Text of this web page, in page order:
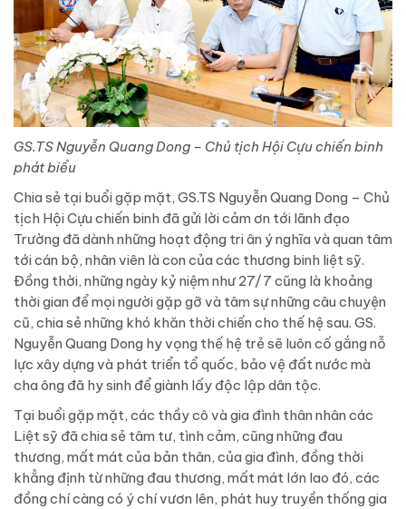
GS.TS Nguyễn Quang Dong – Chủ tịch Hội Cựu chiến binh
phát biểu
Chia sẻ tại buổi gặp mặt, GS.TS Nguyễn Quang Dong – Chủ
tịch Hội Cựu chiến binh đã gửi lời cảm ơn tới lãnh đạo
Trường đã dành những hoạt động tri ân ý nghĩa và quan tâm
tới cán bộ, nhân viên là con của các thương binh liệt sỹ.
Đồng thời, những ngày kỷ niệm như 27/7 cũng là khoảng
thời gian để mọi người gặp gỡ và tâm sự những câu chuyện
cũ, chia sẻ những khó khăn thời chiến cho thế hệ sau. GS.
Nguyễn Quang Dong hy vọng thế hệ trẻ sẽ luôn cố gắng nỗ
lực xây dựng và phát triển tổ quốc, bảo vệ đất nước mà
cha ông đã hy sinh để giành lấy độc lập dân tộc.
Tại buổi gặp mặt, các thầy cô và gia đình thân nhân các
Liệt sỹ đã chia sẻ tâm tư, tình cảm, cũng những đau
thương, mất mát của bản thân, của gia đình, đồng thời
khẳng định từ những đau thương, mất mát lớn lao đó, các
đồng chí càng có ý chí vươn lên, phát huy truyền thống gia